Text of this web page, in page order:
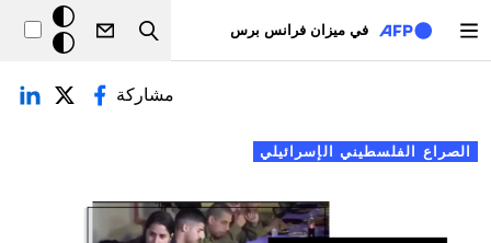
في ميزان فرانس برس
Search
خلفيّة
داكنة
التبويبات الأساسية
الصراع الفلسطيني الإسرائيلي
مشاركة